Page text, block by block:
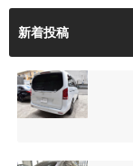
新着投稿